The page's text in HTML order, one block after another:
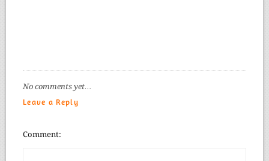
No comments yet…
Leave a Reply
Comment